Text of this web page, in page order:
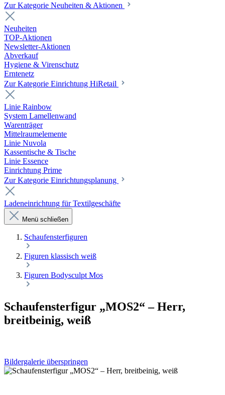
Zur Kategorie Neuheiten & Aktionen
Neuheiten
TOP-Aktionen
Newsletter-Aktionen
Abverkauf
Hygiene & Virenschutz
Erntenetz
Zur Kategorie Einrichtung HiRetail
Linie Rainbow
System Lamellenwand
Warenträger
Mittelraumelemente
Linie Nuvola
Kassentische & Tische
Linie Essence
Einrichtung Prime
Zur Kategorie Einrichtungsplanung
Ladeneinrichtung für Textilgeschäfte
Menü schließen
Schaufenster­figuren
Figuren klassisch weiß
Figuren Bodysculpt Mos
Schaufensterfigur „MOS2“ – Herr,
breitbeinig, weiß
Bildergalerie überspringen